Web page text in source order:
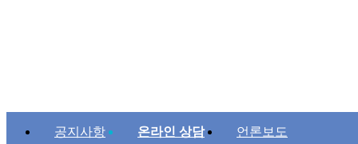
공지사항 온라인 상담 언론보도